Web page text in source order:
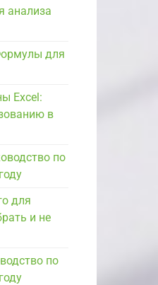
анализа
для
Excel:
в
по
для
и не
по